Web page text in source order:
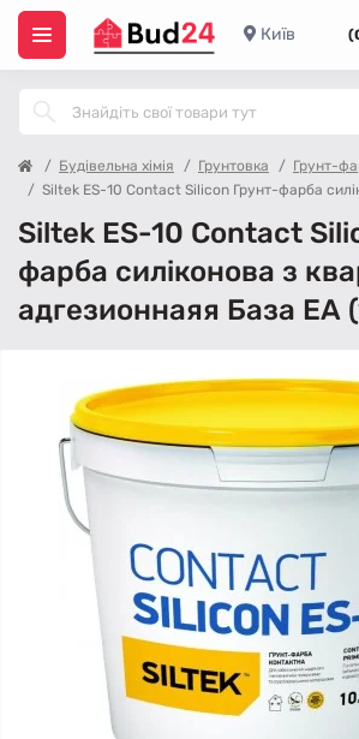
Київ
Будівельна хімія Грунтовка
Грунт-
Siltek ES-10 Contact Silicon Грунт-фарба
Siltek ES-10 Contact
фарба силіконова з
адгезионнаяя База ЕА